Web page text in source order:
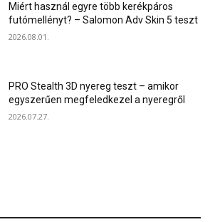
Miért használ egyre több kerékpáros
futómellényt? – Salomon Adv Skin 5 teszt
2026.08.01.
PRO Stealth 3D nyereg teszt – amikor
egyszerűen megfeledkezel a nyeregről
2026.07.27.